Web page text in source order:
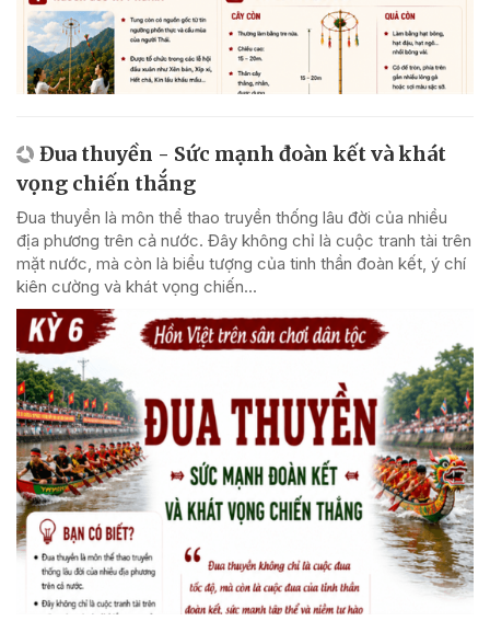
Đua thuyền - Sức mạnh đoàn kết và khát
vọng chiến thắng
Đua thuyền là môn thể thao truyền thống lâu đời của nhiều
địa phương trên cả nước. Đây không chỉ là cuộc tranh tài trên
mặt nước, mà còn là biểu tượng của tinh thần đoàn kết, ý chí
kiên cường và khát vọng chiến...